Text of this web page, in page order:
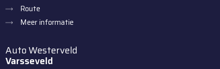
Route
Meer informatie
Auto Westerveld
Varsseveld